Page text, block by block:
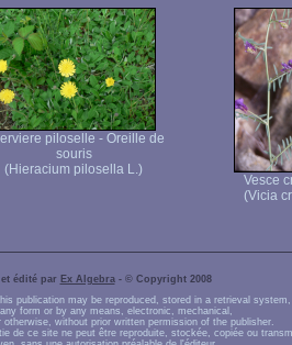
piloselle - Oreille de
souris
(Hieracium pilosella L.)
Vesce
(Vicia
édité par Ex Algebra- © Copyright 2008
publication may be reproduced, stored in a retrieval system,
form or by any means, electronic, mechanical,
otherwise, without prior written permission of the publisher.
de ce site ne peut être reproduite, stockée, copiée ou